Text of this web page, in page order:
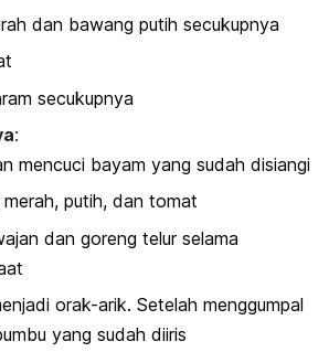
dan bawang putih secukupnya
secukupnya
:
mencuci bayam yang sudah disiangi
putih, dan tomat
dan goreng telur selama
orak-arik. Setelah menggumpal
yang sudah diiris